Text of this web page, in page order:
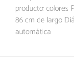
producto: colores
86 cm de largo
automática